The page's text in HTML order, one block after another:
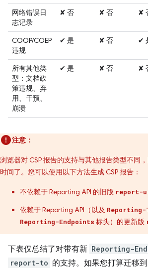
网络错误日
志记录
✘ 否 ✘ 否 ✘
COOP/COEP
违规
✔ 是 ✘ 否 ✔
所有其他类
型：文档政
策违规、弃
用、干预、
崩溃
✔ 是 ✘ 否 ✘
注意：
浏览器对 CSP 报告的支持与其他报告类型不同
时间了。您可以使用以下方法生成 CSP 报告：
不依赖于 Reporting API 的旧版 report-
依赖于 Reporting API（以及 Reporting-
Reporting-Endpoints 标头）的更新版
下表仅总结了对带有新 Reporting-
report-to 的支持。如果您打算迁移到